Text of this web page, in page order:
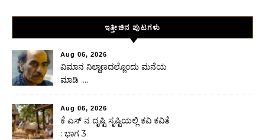
ಇತ್ತೀಚಿನ ಪುಟಗಳು
Aug 06, 2026
ವಿಮಾನ ನಿಲ್ದಾಣದಲ್ಲೊಂದು ಮನೆಯ
ಮಾಡಿ ….
Aug 06, 2026
ಕೆ ಎಸ್ ನ ದೃಷ್ಟಿ ಸೃಷ್ಟಿಯಲ್ಲಿ ಕವಿ ಕವಿತೆ
: ಭಾಗ 3